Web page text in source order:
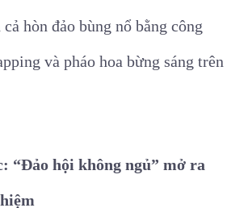
hòn đảo bùng nổ bằng công
và pháo hoa bừng sáng trên
“Đảo hội không ngủ” mở ra